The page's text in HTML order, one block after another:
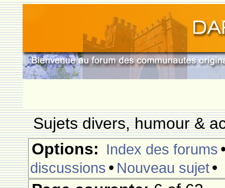
Sujets divers, humour &
Options: Index des forums
discussions • Nouveau sujet•